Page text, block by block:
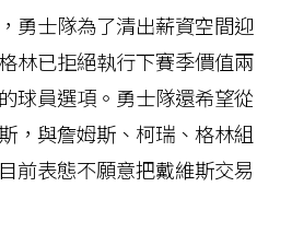
勇士隊為了清出薪資空間迎
林已拒絕執行下賽季價值兩
球員選項。勇士隊還希望從
，與詹姆斯、柯瑞、格林組
前表態不願意把戴維斯交易